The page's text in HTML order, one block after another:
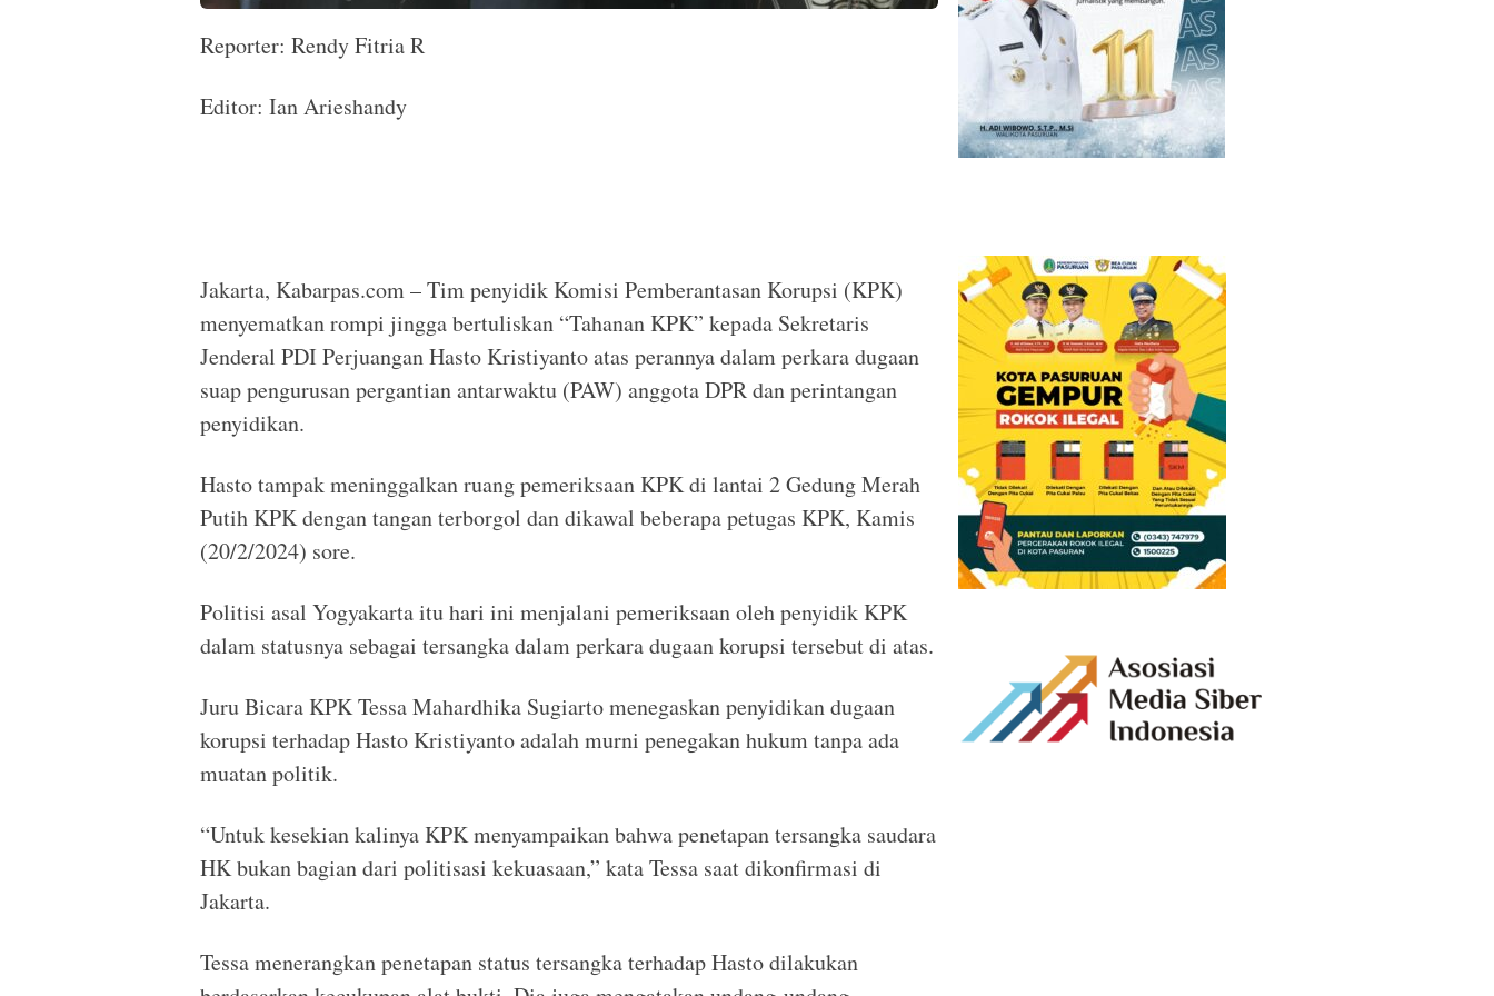
Reporter: Rendy Fitria R
Editor: Ian Arieshandy
Jakarta, Kabarpas.com – Tim penyidik Komisi Pemberantasan Korupsi (KPK)
menyematkan rompi jingga bertuliskan “Tahanan KPK” kepada Sekretaris
Jenderal PDI Perjuangan Hasto Kristiyanto atas perannya dalam perkara dugaan
suap pengurusan pergantian antarwaktu (PAW) anggota DPR dan perintangan
penyidikan.
Hasto tampak meninggalkan ruang pemeriksaan KPK di lantai 2 Gedung Merah
Putih KPK dengan tangan terborgol dan dikawal beberapa petugas KPK, Kamis
(20/2/2024) sore.
Politisi asal Yogyakarta itu hari ini menjalani pemeriksaan oleh penyidik KPK
dalam statusnya sebagai tersangka dalam perkara dugaan korupsi tersebut di atas.
Juru Bicara KPK Tessa Mahardhika Sugiarto menegaskan penyidikan dugaan
korupsi terhadap Hasto Kristiyanto adalah murni penegakan hukum tanpa ada
muatan politik.
“Untuk kesekian kalinya KPK menyampaikan bahwa penetapan tersangka saudara
HK bukan bagian dari politisasi kekuasaan,” kata Tessa saat dikonfirmasi di
Jakarta.
Tessa menerangkan penetapan status tersangka terhadap Hasto dilakukan